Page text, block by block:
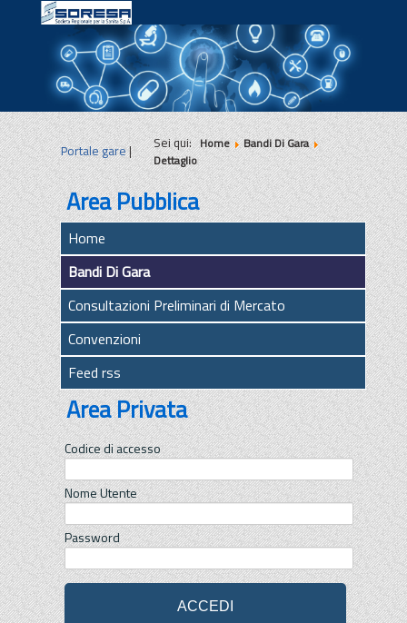
|||
Portale gare| Sei qui:Home
Bandi Di Gara
Dettaglio
Area Pubblica
Home
Bandi Di Gara
Consultazioni Preliminari di Mercato
Convenzioni
Feed rss
Area Privata
Codice di accesso
Nome Utente
Password